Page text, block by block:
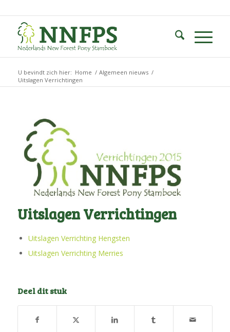
U bevindt zich hier: Home / Algemeen nieuws /
Uitslagen Verrichtingen
Uitslagen Verrichtingen
Uitslagen Verrichting Hengsten
Uitslagen Verrichting Merries
Deel dit stuk